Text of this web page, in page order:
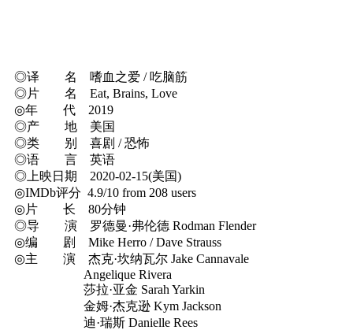
◎译 名 嗜血之爱 / 吃脑筋
◎片 名 Eat, Brains, Love
◎年 代 2019
◎产 地 美国
◎类 别 喜剧 / 恐怖
◎语 言 英语
◎上映日期 2020-02-15(美国)
◎IMDb评分 4.9/10 from 208 users
◎片 长 80分钟
◎导 演 罗德曼·弗伦德 Rodman Flender
◎编 剧 Mike Herro / Dave Strauss
◎主 演 杰克·坎纳瓦尔 Jake Cannavale
Angelique Rivera
莎拉·亚金 Sarah Yarkin
金姆·杰克逊 Kym Jackson
迪·瑞斯 Danielle Rees